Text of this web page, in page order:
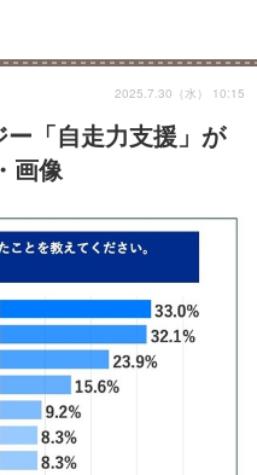
「自走力支援」が
画像
2025.7.30（水） 10:15